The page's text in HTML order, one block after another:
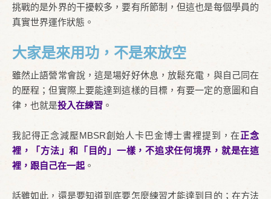
挑戰的是外界的干擾較多，要有所節制，但這也是每個學員的
真實世界運作狀態。
大家是來用功，不是來放空
雖然止語營常會說，這是場好好休息，放鬆充電，與自己同在
的歷程；但實際上要能達到這樣的目標，有要一定的意圖和自
律，也就是投入在練習 。
我記得正念減壓MBSR創始人卡巴金博士書裡提到，在正念
裡，「方法」和「目的」一樣，不追求任何境界，就是在這
裡，跟自己在一起 。
話雖如此，還是要知道到底要怎麼練習才能達到目的；在方法